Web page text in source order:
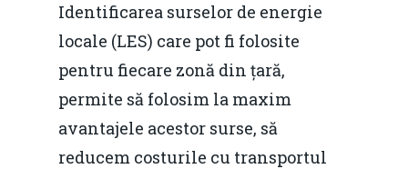
Identificarea surselor de energie
locale (LES) care pot fi folosite
pentru fiecare zonă din țară,
permite să folosim la maxim
avantajele acestor surse, să
reducem costurile cu transportul